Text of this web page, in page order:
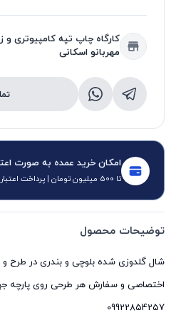
کارگاه چاپ تپه کامپیوتری و
مهربانو اسکانی
امکان خرید عمده به صورت
تا 500 میلیون تومان | پرداخت اعتباری 4 قسطه
توضیحات محصول
شال گلدوزی شده بلوچی و بندری در طرح
اختصاصی و سفارش هر طرحی روی پارچه